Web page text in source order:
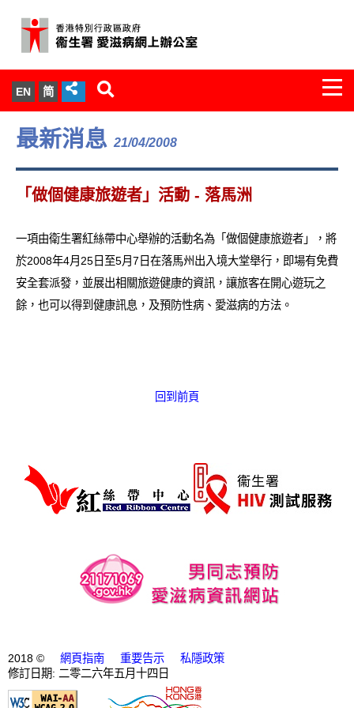
EN 简
關於我們
服務範圍
新聞發佈
最新消息 21/04/2008
「做個健康旅遊者」活動 - 落馬洲
一項由衛生署紅絲帶中心舉辦的活動名為「做個健康旅遊者」，將
於2008年4月25日至5月7日在落馬州出入境大堂舉行，即場有免費
安全套派發，並展出相關旅遊健康的資訊，讓旅客在開心遊玩之
餘，也可以得到健康訊息，及預防性病、愛滋病的方法。
回到前頁
2018 © 網頁指南 重要告示
私隱政策
修訂日期: 二零二六年五月十四日